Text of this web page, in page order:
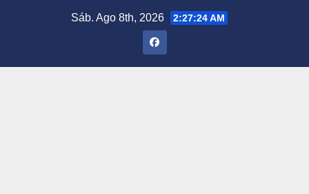
Sáb. Ago 8th, 2026 2:27:25 AM